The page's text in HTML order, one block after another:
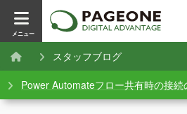
メニュー
スタッフブログ
Power Automateフロー共有時の接続